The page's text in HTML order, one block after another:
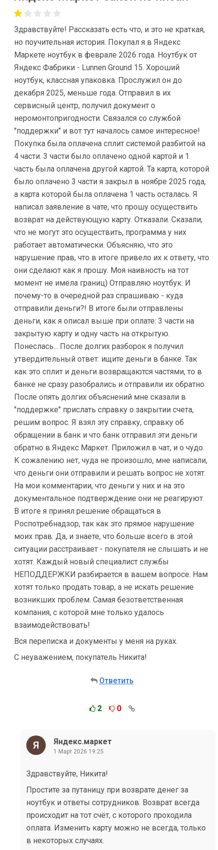
Здравствуйте! Рассказать есть что, и это не краткая,
но поучительная история. Покупал я в Яндекс
Маркете ноутбук в феврале 2026 года. Ноутбук от
Яндекс Фабрики - Lunnen Ground 15. Хороший
ноутбук, классная упаковка. Прослужил он до
декабря 2025, меньше года. Отправил в их
сервисный центр, получил документ о
неромонтопригодности. Связался со службой
"поддержки" и вот тут началось самое интересное!
Покупка была оплачена сплит системой разбитой на
4 части. 3 части было оплачено одной картой и 1
часть была оплачена другой картой. Та карта, которой
было оплачено 3 части я закрыл в ноябре 2025 года,
а карта которой была оплачена 1 часть осталась. Я
написал заявление в чате, что прошу осуществить
возврат на действующую карту. Отказали. Сказали,
что не могут это осуществить, программа у них
работает автоматически. Объясняю, что это
нарушение прав, что в итоге привело их к ответу, что
они сделают как я прошу. Моя наивность на тот
момент не имела границ) Отправляю ноутбук. И
почему-то в очередной раз спрашиваю - куда
отправили деньги?! В итоге были отправлены
деньги, как я описал выше при оплате: 3 части на
закрытую карту и одну часть на открытую.
Понеслась... После долгих разборок я получил
утвердительный ответ: ищите деньги в банке. Так
как это сплит и деньги возвращаются частями, то в
банке не сразу разобрались и отправили их обратно.
После опять долгих объяснений мне сказали в
"поддержке" прислать справку о закрытии счета,
решим вопрос. Я взял эту справку, справку об
обращении в банк и что банк отправил эти деньги
обратно в Яндекс Маркет. Приложил в чат, и о чудо.
К сожалению нет, чуда не произошло, мне написали,
что деньги они отправили и решать вопрос не хотят.
На мои комментарии, что деньги у них и на это
документальное подтверждение они не реагируют.
В итоге я принял решение обращаться в
Роспотребнадзор, так как это прямое нарушение
моих прав. Да, и знаете, что больше всего в этой
ситуации расстраивает - покупателя не слышать и не
хотят. Каждый новый специалист службы
НЕПОДДЕРЖКИ разбирается в вашем вопросе. Нам
хотят только продать товар, а не искать решение
возникших проблем. Самая безответственная
компания, с которой мне только удалось
взаимодействовать!
Вся переписка и документы у меня на руках.
С неуважением, покупатель Никита!
Ответить
2 0
Яндекс.маркет
1 Март 2026 19:25
Здравствуйте, Никита!
Простите за путаницу при возврате денег за
ноутбук и ответы сотрудников. Возврат всегда
происходит на тот счёт, с которого проходила
оплата. Изменить карту можно не всегда, только
в некоторых случаях.